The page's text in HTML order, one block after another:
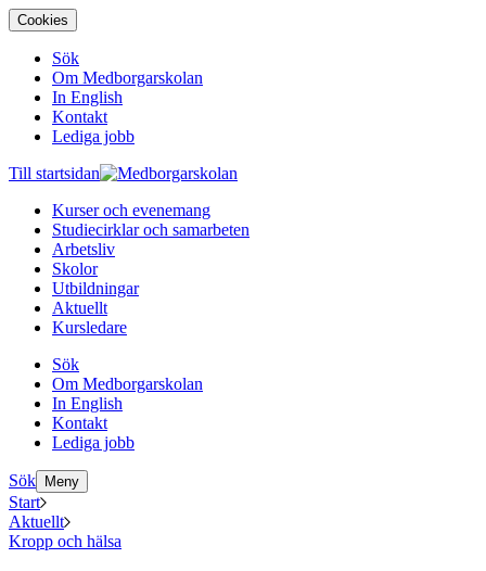
Cookies
Sök
Om Medborgarskolan
In English
Kontakt
Lediga jobb
Till startsidan
Kurser och evenemang
Studiecirklar och samarbeten
Arbetsliv
Skolor
Utbildningar
Aktuellt
Kursledare
Sök
Om Medborgarskolan
In English
Kontakt
Lediga jobb
Sök Meny
Start
Aktuellt
Kropp och hälsa